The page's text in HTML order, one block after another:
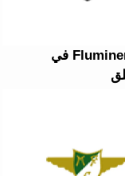
تفاصيل مباراة Botafogo FR ضد Fluminense FC في